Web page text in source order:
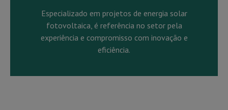
Especializado em projetos de energia solar
fotovoltaica, é referência no setor pela
experiência e compromisso com inovação e
eficiência.